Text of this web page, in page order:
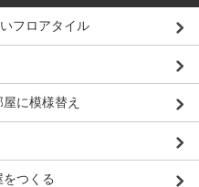
フロアタイル
に模様替え
つくる